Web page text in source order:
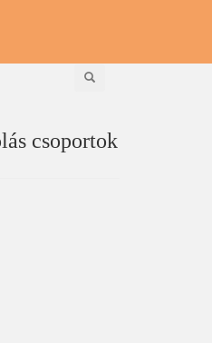
Keresés
csoportok